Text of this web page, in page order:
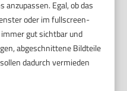
Egal, ob das
oder im fullscreen-
gut sichtbar und
abgeschnittene Bildteile
dadurch vermieden